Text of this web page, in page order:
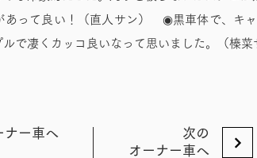
あって良い！（直人サン） ◉黒車体で、キ
ルで凄くカッコ良いなって思いました。（榛
ナー車へ
次の
オーナー車へ